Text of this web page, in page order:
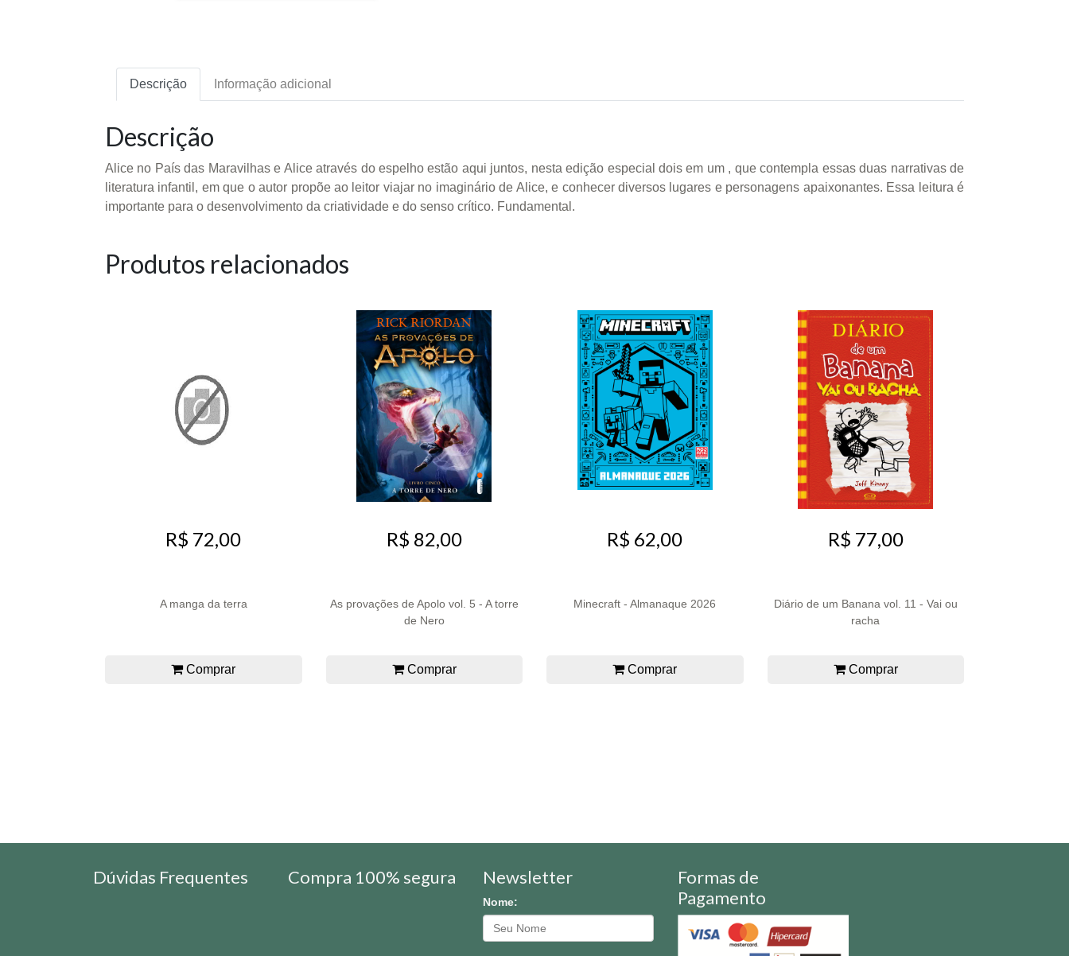
Descrição Informação adicional
Descrição
Alice no País das Maravilhas e Alice através do espelho estão aqui juntos, nesta edição especial dois em um , que contempla essas duas narrativas de
literatura infantil, em que o autor propõe ao leitor viajar no imaginário de Alice, e conhecer diversos lugares e personagens apaixonantes. Essa leitura é
importante para o desenvolvimento da criatividade e do senso crítico. Fundamental.
Produtos relacionados
R$ 72,00
A manga da terra
Comprar
R$ 82,00
As provações de Apolo vol. 5 - A torre
de Nero
Comprar
R$ 62,00
Minecraft - Almanaque 2026
Comprar
R$ 77,00
Diário de um Banana vol. 11 - Vai ou
racha
Comprar
Dúvidas Frequentes Compra 100% segura Newsletter
Nome:
Formas de
Pagamento